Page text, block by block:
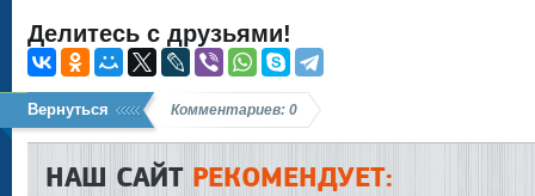
Делитесь с друзьями!
Вернуться Комментариев: 0
НАШ САЙТРЕКОМЕНДУЕТ: